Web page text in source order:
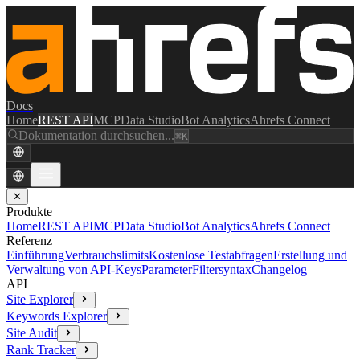
Docs
HomeREST APIMCPData StudioBot AnalyticsAhrefs Connect
Dokumentation durchsuchen...⌘K
✕
Produkte
HomeREST APIMCPData StudioBot AnalyticsAhrefs Connect
Referenz
EinführungVerbrauchslimitsKostenlose TestabfragenErstellung und
Verwaltung von API-KeysParameterFiltersyntaxChangelog
API
Site Explorer
Keywords Explorer
Site Audit
Rank Tracker